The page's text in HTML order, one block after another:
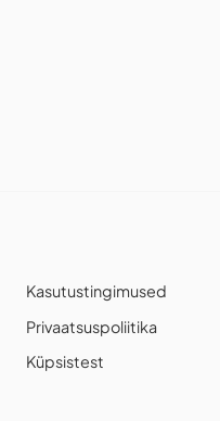
Kasutustingimused
Privaatsuspoliitika
Küpsistest